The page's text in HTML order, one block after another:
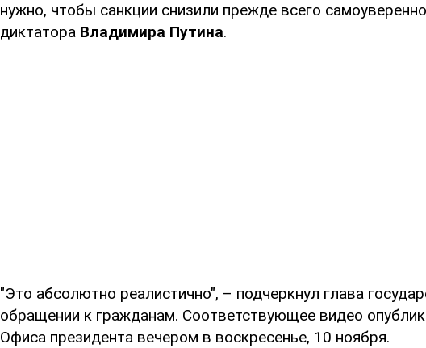
нужно, чтобы санкции снизили прежде всего
диктатора Владимира Путина.
"Это абсолютно реалистично", – подчеркнул глава
обращении к гражданам. Соответствующее видео
Офиса президента вечером в воскресенье, 10 ноября.